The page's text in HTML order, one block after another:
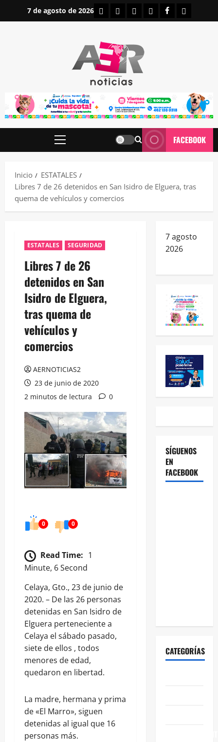
7 de agosto de 2026 INICIOIRAPUATO
ESTATALES
NACIONALES
FACEBOOK
Menú
FACEBOOK
Inicio
ESTATALES
Libres 7 de 26 detenidos en San Isidro de Elguera, tras
quema de vehículos y comercios
ESTATALES SEGURIDAD
Libres 7 de 26
detenidos en San
Isidro de Elguera,
tras quema de
vehículos y
comercios
AERNOTICIAS2
23 de junio de 2020
2 minutos de lectura
0
0 0
Read Time: 1
Minute, 6 Second
Celaya, Gto., 23 de junio de
2020. – De las 26 personas
detenidas en San Isidro de
Elguera perteneciente a
Celaya el sábado pasado,
siete de ellos , todos
menores de edad,
quedaron en libertad.
La madre, hermana y prima
de «El Marro», siguen
detenidas al igual que 16
personas más.
7 agosto
2026
SÍGUENOS
EN
FACEBOOK
CATEGORÍAS